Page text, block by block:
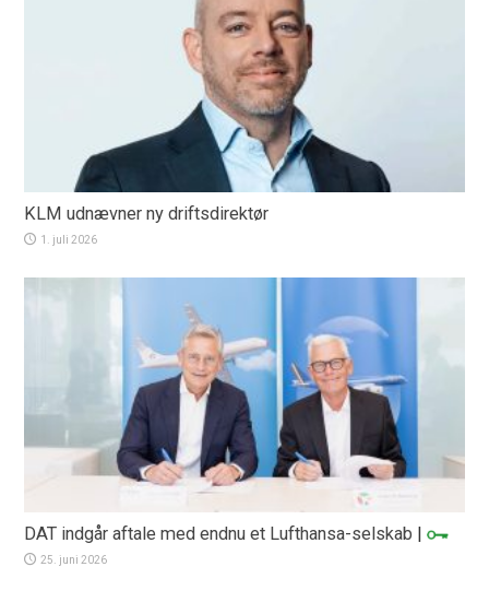
KLM udnævner ny driftsdirektør
1. juli 2026
DAT indgår aftale med endnu et Lufthansa-selskab |
25. juni 2026